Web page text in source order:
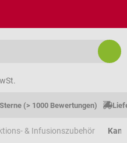
(> 1000 Bewertungen)
& Infusionszubehör